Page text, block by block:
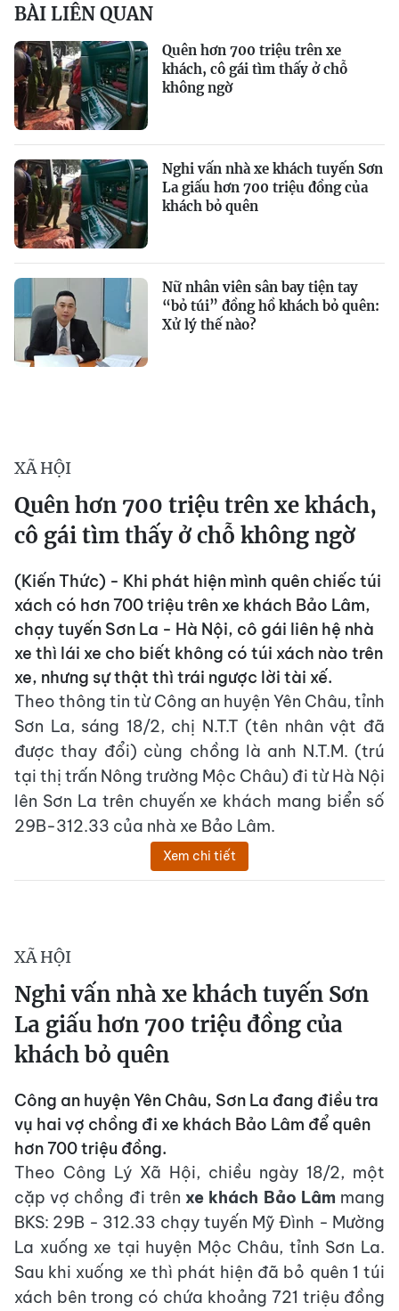
BÀI LIÊN QUAN
Quên hơn 700 triệu trên xe
khách, cô gái tìm thấy ở chỗ
không ngờ
Nghi vấn nhà xe khách tuyến Sơn
La giấu hơn 700 triệu đồng của
khách bỏ quên
Nữ nhân viên sân bay tiện tay
“bỏ túi” đồng hồ khách bỏ quên:
Xử lý thế nào?
XÃ HỘI
Quên hơn 700 triệu trên xe khách,
cô gái tìm thấy ở chỗ không ngờ
(Kiến Thức) - Khi phát hiện mình quên chiếc túi
xách có hơn 700 triệu trên xe khách Bảo Lâm,
chạy tuyến Sơn La - Hà Nội, cô gái liên hệ nhà
xe thì lái xe cho biết không có túi xách nào trên
xe, nhưng sự thật thì trái ngược lời tài xế.
Theo thông tin từ Công an huyện Yên Châu, tỉnh
Sơn La, sáng 18/2, chị N.T.T (tên nhân vật đã
được thay đổi) cùng chồng là anh N.T.M. (trú
tại thị trấn Nông trường Mộc Châu) đi từ Hà Nội
lên Sơn La trên chuyến xe khách mang biển số
29B-312.33 của nhà xe Bảo Lâm.
Xem chi tiết
XÃ HỘI
Nghi vấn nhà xe khách tuyến Sơn
La giấu hơn 700 triệu đồng của
khách bỏ quên
Công an huyện Yên Châu, Sơn La đang điều tra
vụ hai vợ chồng đi xe khách Bảo Lâm để quên
hơn 700 triệu đồng.
Theo Công Lý Xã Hội, chiều ngày 18/2, một
cặp vợ chồng đi trên xe khách Bảo Lâm mang
BKS: 29B - 312.33 chạy tuyến Mỹ Đình - Mường
La xuống xe tại huyện Mộc Châu, tỉnh Sơn La.
Sau khi xuống xe thì phát hiện đã bỏ quên 1 túi
xách bên trong có chứa khoảng 721 triệu đồng